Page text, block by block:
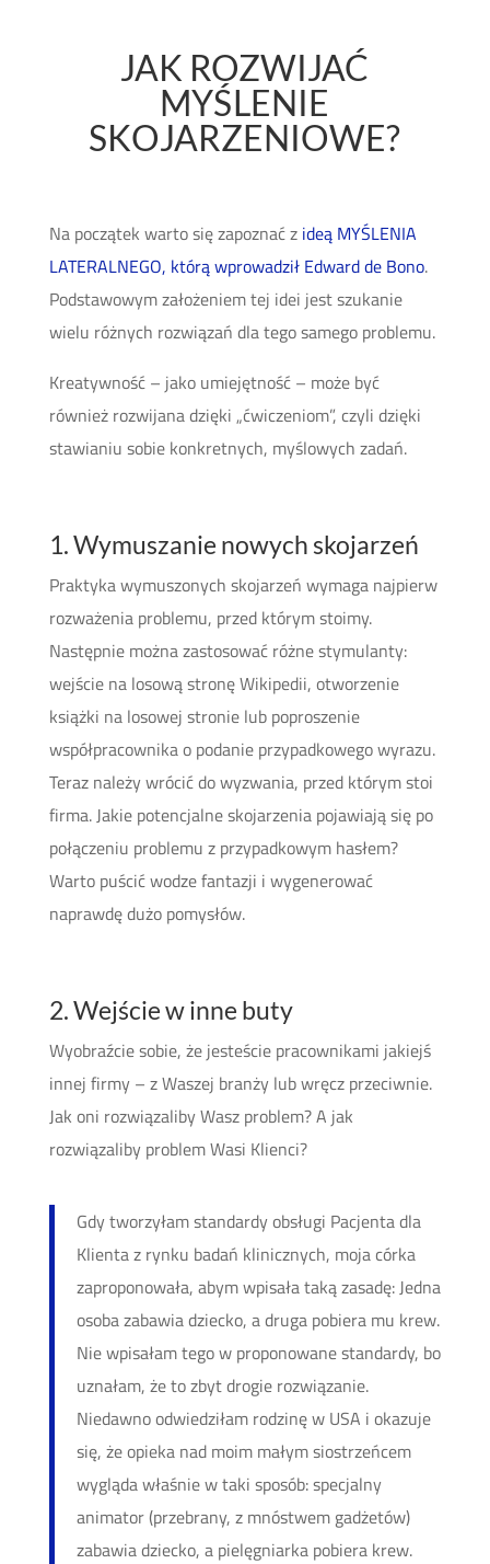
JAK ROZWIJAĆ
MYŚLENIE
SKOJARZENIOWE?
Na początek warto się zapoznać z ideą MYŚLENIA
LATERALNEGO, którą wprowadził Edward de Bono.
Podstawowym założeniem tej idei jest szukanie
wielu różnych rozwiązań dla tego samego problemu.
Kreatywność – jako umiejętność – może być
również rozwijana dzięki „ćwiczeniom”, czyli dzięki
stawianiu sobie konkretnych, myślowych zadań.
1. Wymuszanie nowych skojarzeń
Praktyka wymuszonych skojarzeń wymaga najpierw
rozważenia problemu, przed którym stoimy.
Następnie można zastosować różne stymulanty:
wejście na losową stronę Wikipedii, otworzenie
książki na losowej stronie lub poproszenie
współpracownika o podanie przypadkowego wyrazu.
Teraz należy wrócić do wyzwania, przed którym stoi
firma. Jakie potencjalne skojarzenia pojawiają się po
połączeniu problemu z przypadkowym hasłem?
Warto puścić wodze fantazji i wygenerować
naprawdę dużo pomysłów.
2. Wejście w inne buty
Wyobraźcie sobie, że jesteście pracownikami jakiejś
innej firmy – z Waszej branży lub wręcz przeciwnie.
Jak oni rozwiązaliby Wasz problem? A jak
rozwiązaliby problem Wasi Klienci?
Gdy tworzyłam standardy obsługi Pacjenta dla
Klienta z rynku badań klinicznych, moja córka
zaproponowała, abym wpisała taką zasadę: Jedna
osoba zabawia dziecko, a druga pobiera mu krew.
Nie wpisałam tego w proponowane standardy, bo
uznałam, że to zbyt drogie rozwiązanie.
Niedawno odwiedziłam rodzinę w USA i okazuje
się, że opieka nad moim małym siostrzeńcem
wygląda właśnie w taki sposób: specjalny
animator (przebrany, z mnóstwem gadżetów)
zabawia dziecko, a pielęgniarka pobiera krew.